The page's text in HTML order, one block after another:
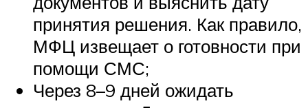
принятия решения. Как правило,
МФЦ извещает о готовности при
помощи СМС;
Через 8–9 дней ожидать